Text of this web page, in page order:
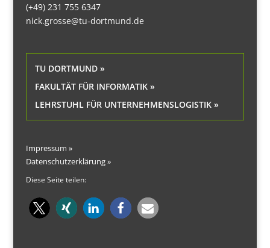
(+49) 231 755 6347
nick.grosse@tu-dortmund.de
TU DORTMUND »
FAKULTÄT FÜR INFORMATIK »
LEHRSTUHL FÜR UNTERNEHMENSLOGISTIK »
Impressum »
Datenschutzerklärung »
Diese Seite teilen: